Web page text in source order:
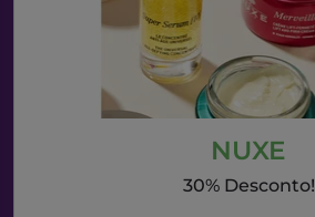
NUXE
30% Desconto!